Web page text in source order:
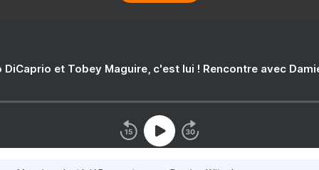
DiCaprio et Tobey Maguire, c'est lui ! Rencontre avec